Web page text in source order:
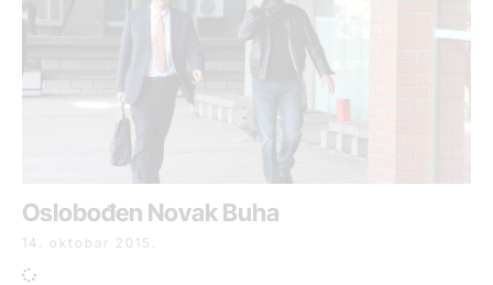
Oslobođen Novak Buha
14. oktobar 2015.